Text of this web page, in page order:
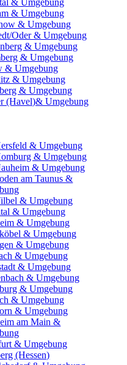
& Umgebung
& Umgebung
& Umgebung
Oder & Umgebung
& Umgebung
& Umgebung
& Umgebung
& Umgebung
& Umgebung
(Havel)& Umgebung
& Umgebung
& Umgebung
& Umgebung
am Taunus &
& Umgebung
& Umgebung
& Umgebung
& Umgebung
& Umgebung
& Umgebung
& Umgebung
& Umgebung
& Umgebung
& Umgebung
& Umgebung
am Main &
& Umgebung
(Hessen)